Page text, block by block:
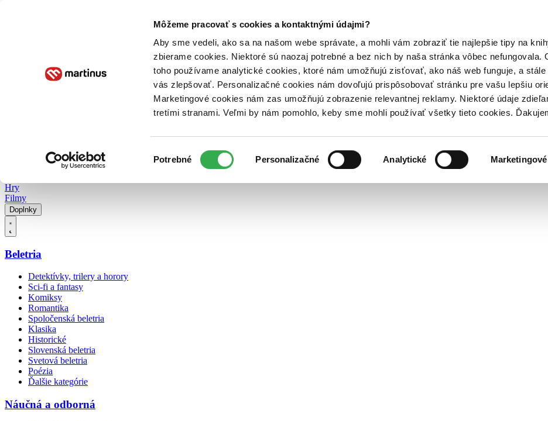
Môžeme pracovať s cookies a kontaktnými údajmi?
Aby sme vedeli, ako sa na našom webe správate, a mohli vám zobraziť tie najlepšie tipy na
zbierame cookies. Niektoré sú naozaj potrebné a bez nich by naša stránka vôbec nefungovala.
toho používame analytické cookies, ktoré nám umožňujú zisťovať, ako náš web funguje, a stále
vás zlepšovať. Personalizačné cookies nám dovoľujú prispôsobovať stránku pre vašu lepšiu
Marketingové cookies nám zas umožňujú zobrazenie relevantnej reklamy. Niektoré údaje
tretími stranami. Veľmi by nám pomohlo, keby sme mohli používať všetky tieto cookies.
súhlasu
Potrebné Personalizačné Analytické Marketingové
Poukážky Kontakt
Hry
Filmy
Doplnky
Beletria
Detektívky, trilery a horory
Sci-fi a fantasy
Komiksy
Romantika
Spoločenská beletria
Klasika
Historické
Slovenská beletria
Svetová beletria
Poézia
Ďalšie kategórie
Náučná a odborná